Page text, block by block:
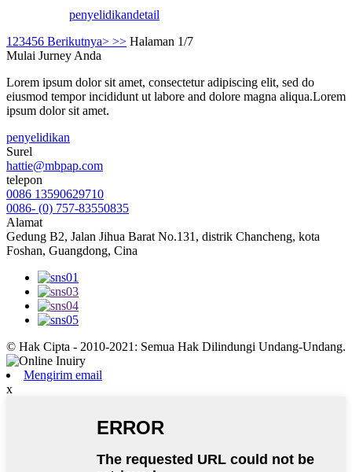
penyelidikandetail
123456 Berikutnya> >> Halaman 1/7
Mulai Jurney Anda
Lorem ipsum dolor sit amet, consectetur adipiscing elit, sed do
eiusmod tempor incididunt ut labore and dolore magna aliqua.Lorem
ipsum dolor sit amet.
penyelidikan
Surel
hattie@mbpap.com
telepon
0086 13590629710
0086- (0) 757-83550835
Alamat
Gedung B2, Jalan Jihua Barat No.131, distrik Chancheng, kota
Foshan, Guangdong, Cina
© Hak Cipta - 2010-2021: Semua Hak Dilindungi Undang-Undang.
Mengirim email
x